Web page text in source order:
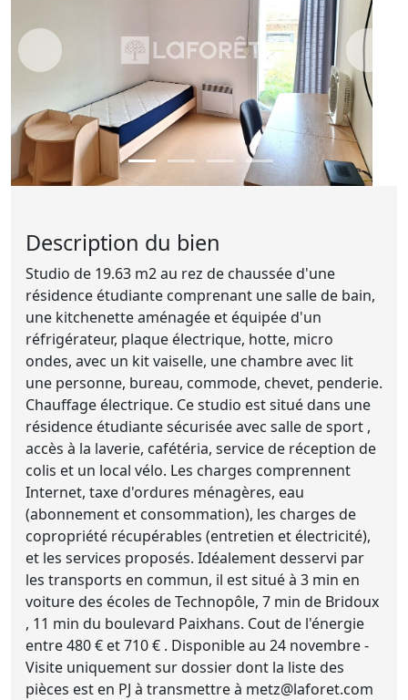
Description du bien
Studio de 19.63 m2 au rez de chaussée d'une
résidence étudiante comprenant une salle de bain,
une kitchenette aménagée et équipée d'un
réfrigérateur, plaque électrique, hotte, micro
ondes, avec un kit vaiselle, une chambre avec lit
une personne, bureau, commode, chevet, penderie.
Chauffage électrique. Ce studio est situé dans une
résidence étudiante sécurisée avec salle de sport ,
accès à la laverie, cafétéria, service de réception de
colis et un local vélo. Les charges comprennent
Internet, taxe d'ordures ménagères, eau
(abonnement et consommation), les charges de
copropriété récupérables (entretien et électricité),
et les services proposés. Idéalement desservi par
les transports en commun, il est situé à 3 min en
voiture des écoles de Technopôle, 7 min de Bridoux
, 11 min du boulevard Paixhans. Cout de l'énergie
entre 480 € et 710 € . Disponible au 24 novembre -
Visite uniquement sur dossier dont la liste des
pièces est en PJ à transmettre à metz@laforet.com